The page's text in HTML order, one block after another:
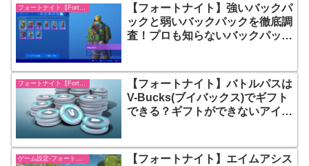
フォートナイト【Fortnite】
【フォートナイト】強いバックパ
ックと弱いバックパックを徹底調
査！プロも知らないバックパック
【フォートナイト】バトルパスは
V-Bucks(ブイバックス)でギフト
できる？ギフトができないアイテ
ゲーム設定-フォートナイト【fortnite】
【フォートナイト】エイムアシス